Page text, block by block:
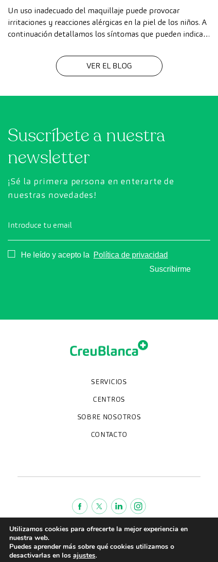
Un uso inadecuado del maquillaje puede provocar
irritaciones y reacciones alérgicas en la piel de los niños. A
continuación detallamos los síntomas que pueden indicar
usar el maquillaje de una forma más segura.
VER EL BLOG
Suscríbete a nuestra
newsletter
¡Sé la primera persona en enterarte de
nuestras novedades!
Introduce tu email
Consentimiento
He leído y acepto la
Política de privacidad
Suscribirme
SERVICIOS
Especialidades
Diagnóstico por la imagen
Chequeos y revisiones médicas
Unidades especializadas
CENTROS
Clínica CreuBlanca
CreuBlanca Tarradellas
Diagnosis Médica
Hospital CreuBlanca Maresme
SOBRE NOSOTROS
Quiénes somos
Trabaja con nosotros
Blog
CreuBlanca Empresas
Fundación Privada Imhotep
Preguntas frecuentes
CONTACTO
Política de cookies
Aviso legal
Política de Privacidad
Utilizamos cookies para ofrecerte la mejor experiencia en
nuestra web.
Puedes aprender más sobre qué cookies utilizamos o
desactivarlas en los ajustes.